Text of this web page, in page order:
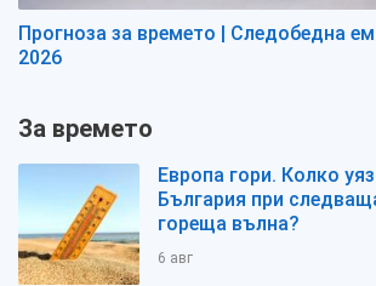
Прогноза за времето | Следобедна
2026
За времето
Европа гори. Колко
България при
гореща вълна?
6 авг